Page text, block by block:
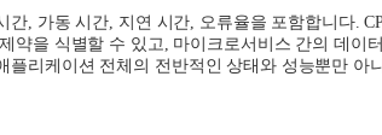
간 가동 시간 지연 시간 오류율을 포함합니다.
약을 식별할 수 있고
마이크로서비스 간의 데이
플리케이션 전체의 전반적인 상태와 성능뿐만 아